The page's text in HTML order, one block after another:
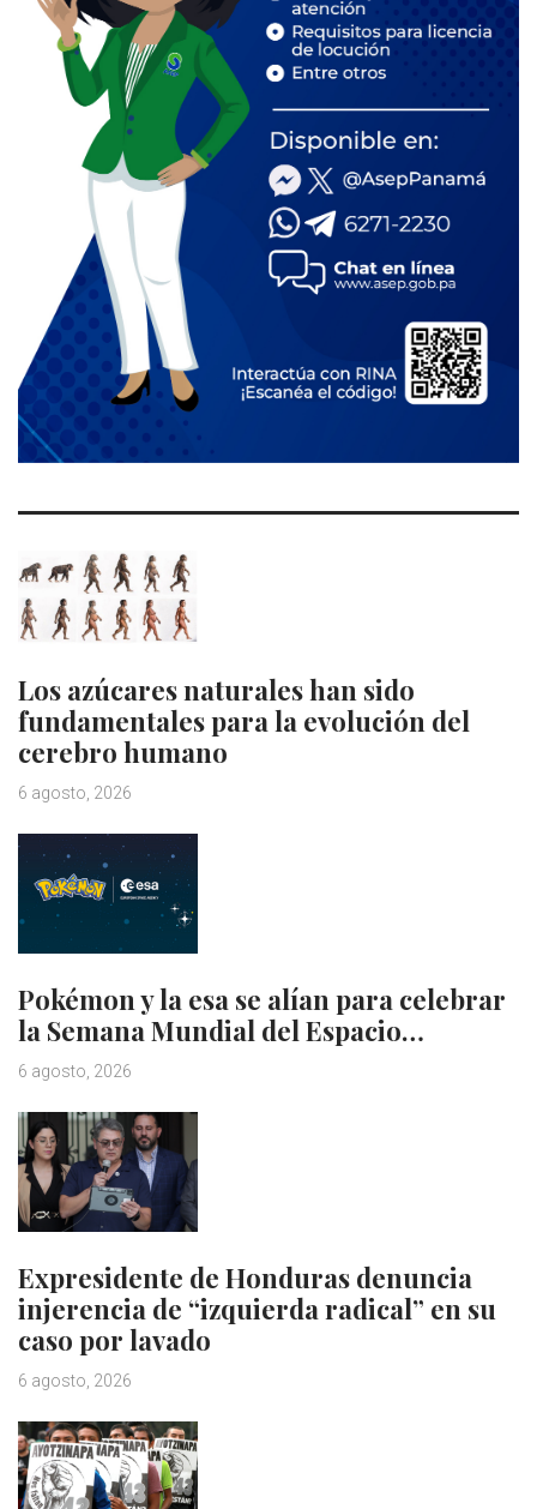
Los azúcares naturales han sido
fundamentales para la evolución del
cerebro humano
6 agosto, 2026
Pokémon y la esa se alían para celebrar
la Semana Mundial del Espacio…
6 agosto, 2026
Expresidente de Honduras denuncia
injerencia de “izquierda radical” en su
caso por lavado
6 agosto, 2026